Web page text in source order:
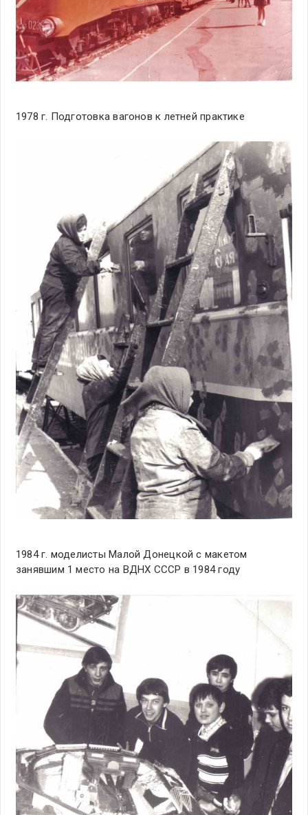
1978 г. Подготовка вагонов к летней практике
1984 г. моделисты Малой Донецкой с макетом
занявшим 1 место на ВДНХ СССР в 1984 году